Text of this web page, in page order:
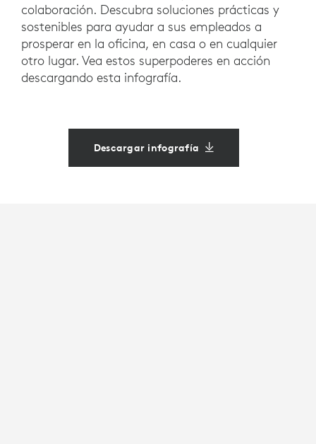
colaboración. Descubra soluciones prácticas y
sostenibles para ayudar a sus empleados a
prosperar en la oficina, en casa o en cualquier
otro lugar. Vea estos superpoderes en acción
descargando esta infografía.
Descargar infografía